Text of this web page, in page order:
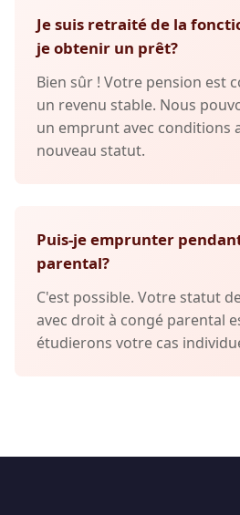
Je suis retraité de la
je obtenir un prêt?
Bien sûr ! Votre pension est
un revenu stable. Nous
un emprunt avec conditions
nouveau statut.
Puis-je emprunter
parental?
C'est possible. Votre statut
avec droit à congé parental
étudierons votre cas